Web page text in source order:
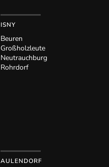
ISNY
Beuren
Großholzleute
Neutrauchburg
Rohrdorf
AULENDORF